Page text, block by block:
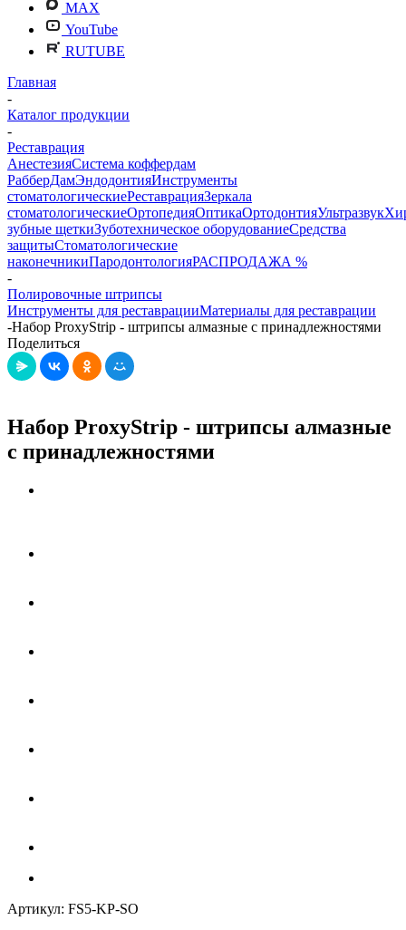
MAX
YouTube
RUTUBE
Главная
-
Каталог продукции
-
Реставрация
АнестезияСистема коффердам
РабберДамЭндодонтияИнструменты
стоматологическиеРеставрацияЗеркала
стоматологическиеОртопедияОптикаОртодонтияУльтразвук
зубные щеткиЗуботехническое оборудованиеСредства
защитыСтоматологические
наконечникиПародонтологияРАСПРОДАЖА %
-
Полировочные штрипсы
Инструменты для реставрацииМатериалы для реставрации
-Набор ProxyStrip - штрипсы алмазные с принадлежностями
Поделиться
Набор ProxyStrip - штрипсы алмазные
с принадлежностями
Артикул: FS5-KP-SO